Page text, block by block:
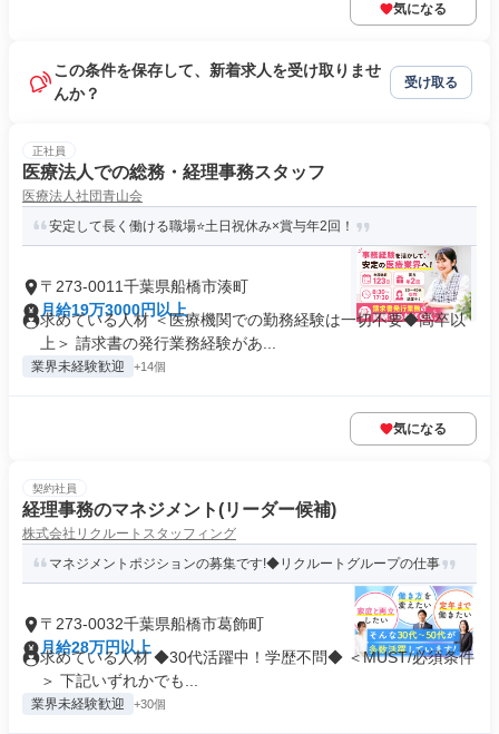
気になる
この条件を保存して、新着求人を受け取りませ
んか？
受け取る
正社員
医療法人での総務・経理事務スタッフ
医療法人社団青山会
安定して長く働ける職場⭐土日祝休み×賞与年2回！
〒273-0011千葉県船橋市湊町
月給19万3000円以上
求めている人材 ＜医療機関での勤務経験は一切不要◆高卒以
上＞ 請求書の発行業務経験があ...
業界未経験歓迎 +14個
気になる
契約社員
経理事務のマネジメント(リーダー候補)
株式会社リクルートスタッフィング
マネジメントポジションの募集です!◆リクルートグループの仕事
〒273-0032千葉県船橋市葛飾町
月給28万円以上
求めている人材 ◆30代活躍中！学歴不問◆ ＜MUST/必須条件
＞ 下記いずれかでも...
業界未経験歓迎 +30個